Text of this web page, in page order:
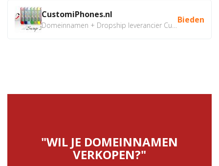
CustomiPhones.nl Bieden
"WIL JE DOMEINNAMEN
VERKOPEN?"